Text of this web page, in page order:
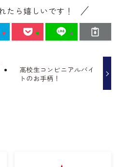
たら嬉しいです！
高校生コンビニアルバイ
トのお手柄！